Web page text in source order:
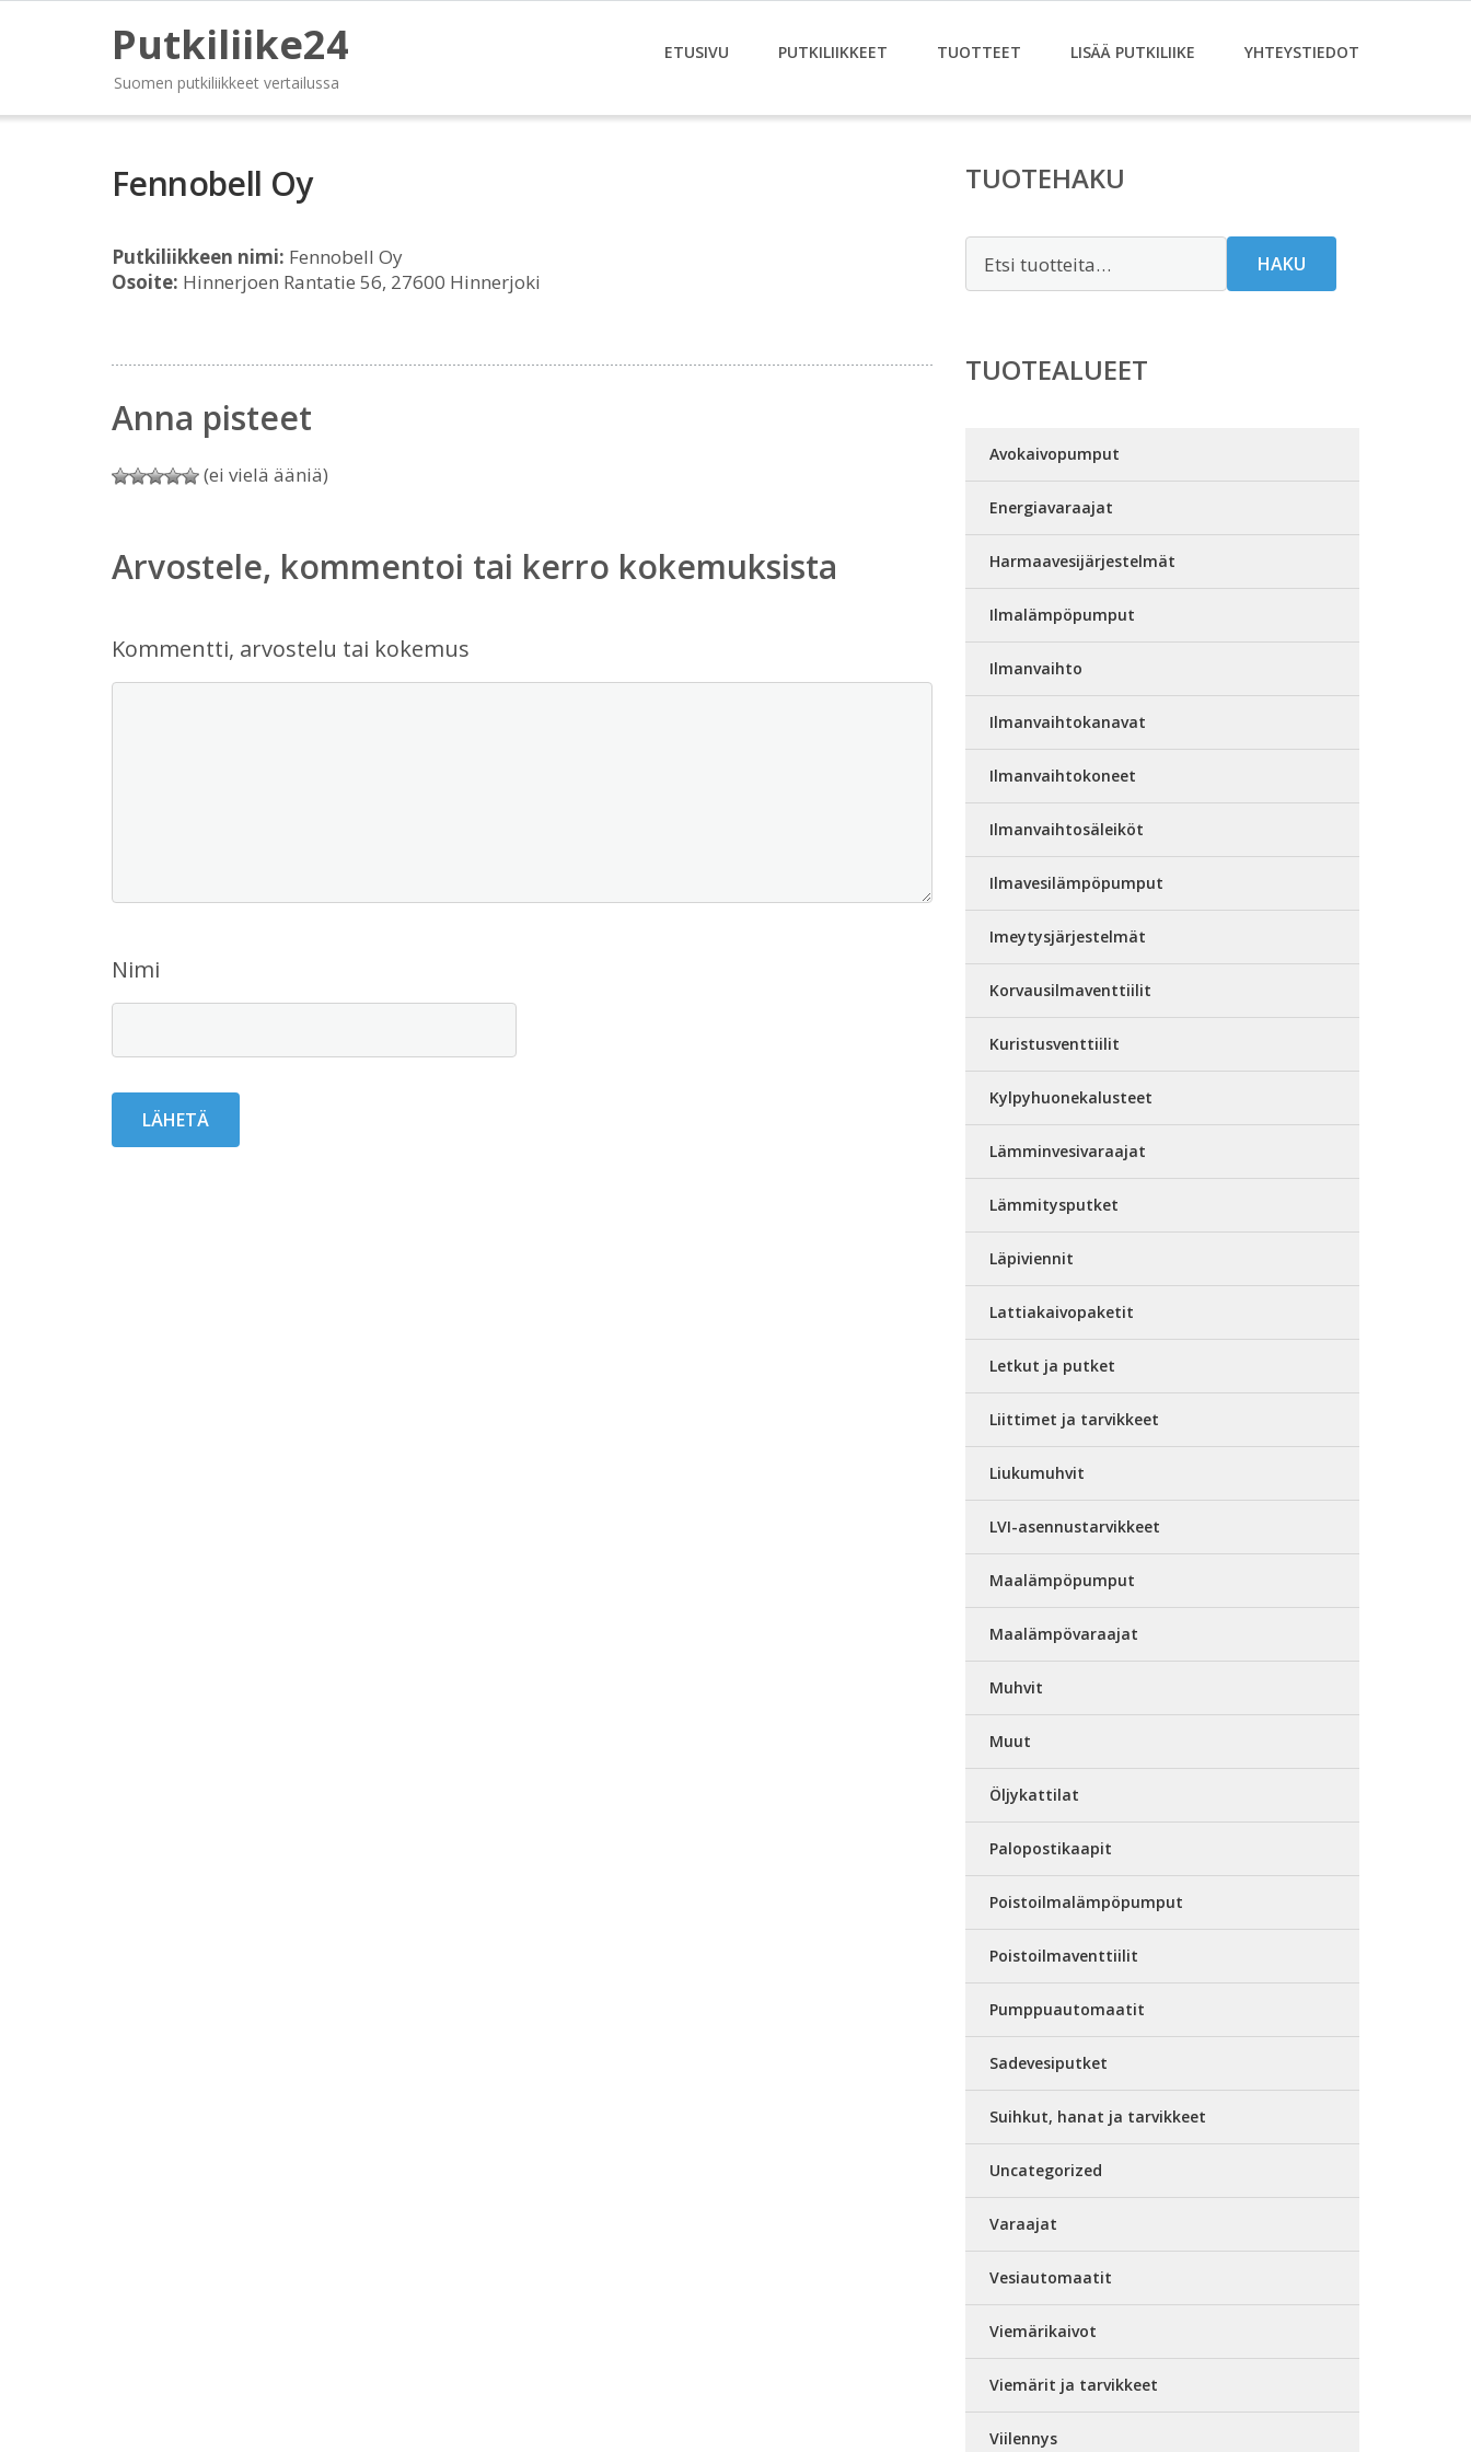
Putkiliike24
Suomen putkiliikkeet vertailussa
ETUSIVU PUTKILIIKKEET TUOTTEET LISÄÄ PUTKILIIKE YHTEYSTIEDOT
Fennobell Oy
Putkiliikkeen nimi: Fennobell Oy
Osoite: Hinnerjoen Rantatie 56, 27600 Hinnerjoki
Anna pisteet
(ei vielä ääniä)
Arvostele, kommentoi tai kerro kokemuksista
Kommentti, arvostelu tai kokemus
Nimi
TUOTEHAKU
HAKU
TUOTEALUEET
Avokaivopumput
Energiavaraajat
Harmaavesijärjestelmät
Ilmalämpöpumput
Ilmanvaihto
Ilmanvaihtokanavat
Ilmanvaihtokoneet
Ilmanvaihtosäleiköt
Ilmavesilämpöpumput
Imeytysjärjestelmät
Korvausilmaventtiilit
Kuristusventtiilit
Kylpyhuonekalusteet
Lämminvesivaraajat
Lämmitysputket
Läpiviennit
Lattiakaivopaketit
Letkut ja putket
Liittimet ja tarvikkeet
Liukumuhvit
LVI-asennustarvikkeet
Maalämpöpumput
Maalämpövaraajat
Muhvit
Muut
Öljykattilat
Palopostikaapit
Poistoilmalämpöpumput
Poistoilmaventtiilit
Pumppuautomaatit
Sadevesiputket
Suihkut, hanat ja tarvikkeet
Uncategorized
Varaajat
Vesiautomaatit
Viemärikaivot
Viemärit ja tarvikkeet
Viilennys